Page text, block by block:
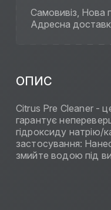
Самовивіз,
Адресна
ОПИС
Citrus Pre Cleaner -
гарантує
гідроксиду натрію/
застосування:
змийте водою під